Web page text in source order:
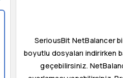
SeriousBit NetBalancer
boyutlu dosyaları indirirken
geçebilirsiniz.